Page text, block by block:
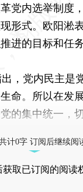
党内选举制度
形式。欧阳淞
进的目标和任
，党内民主是
命。所以在发
的集中统一，
计0字 订阅后继续阅
获取已订阅的阅读